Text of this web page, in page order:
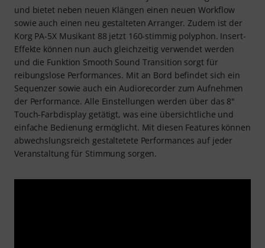
und bietet neben neuen Klängen einen neuen Workflow
sowie auch einen neu gestalteten Arranger. Zudem ist der
Korg PA-5X Musikant 88 jetzt 160-stimmig polyphon. Insert-
Effekte können nun auch gleichzeitig verwendet werden
und die Funktion Smooth Sound Transition sorgt für
reibungslose Performances. Mit an Bord befindet sich ein
Sequenzer sowie auch ein Audiorecorder zum Aufnehmen
der Performance. Alle Einstellungen werden über das 8"
Touch-Farbdisplay getätigt, was eine übersichtliche und
einfache Bedienung ermöglicht. Mit diesen Features können
abwechslungsreich gestaltetete Performances auf jeder
Veranstaltung für Stimmung sorgen.